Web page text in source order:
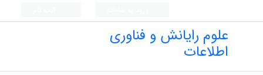
علوم رایانش و فناوری
اطلاعات